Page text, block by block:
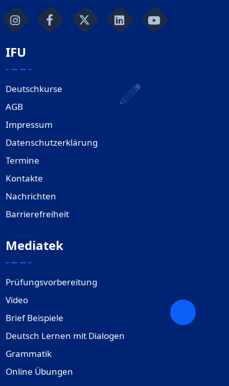
IFU
Deutschkurse
AGB
Impressum
Datenschutzerklärung
Termine
Kontakte
Nachrichten
Barrierefreiheit
Mediatek
Prüfungsvorbereitung
Video
Brief Beispiele
Deutsch Lernen mit Dialogen
Grammatik
Online Übungen